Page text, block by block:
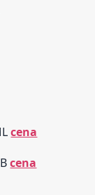
cena
cena